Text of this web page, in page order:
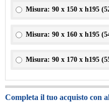
Misura: 90 x 150 x h195 (
Misura: 90 x 160 x h195 (
Misura: 90 x 170 x h195 (
Completa il tuo acquisto con